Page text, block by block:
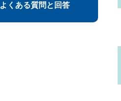
よくある質問と回答